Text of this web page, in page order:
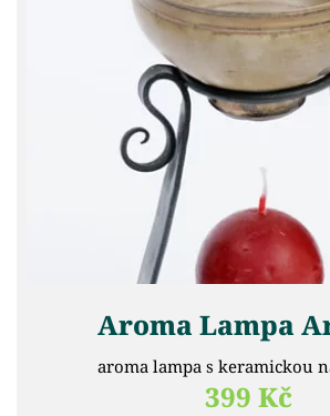
Aroma Lampa
aroma lampa s keramickou
399 Kč